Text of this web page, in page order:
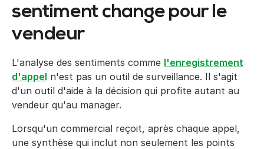
sentiment change pour le
vendeur
L'analyse des sentiments comme l'enregistrement
d'appel n'est pas un outil de surveillance. Il s'agit
d'un outil d'aide à la décision qui profite autant au
vendeur qu'au manager.
Lorsqu'un commercial reçoit, après chaque appel,
une synthèse qui inclut non seulement les points